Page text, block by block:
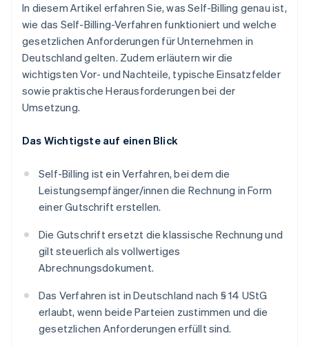
In diesem Artikel erfahren Sie, was Self-Billing genau ist,
wie das Self-Billing-Verfahren funktioniert und welche
gesetzlichen Anforderungen für Unternehmen in
Deutschland gelten. Zudem erläutern wir die
wichtigsten Vor- und Nachteile, typische Einsatzfelder
sowie praktische Herausforderungen bei der
Umsetzung.
Das Wichtigste auf einen Blick
Self-Billing ist ein Verfahren, bei dem die
Leistungsempfänger/innen die Rechnung in Form
einer Gutschrift erstellen.
Die Gutschrift ersetzt die klassische Rechnung und
gilt steuerlich als vollwertiges
Abrechnungsdokument.
Das Verfahren ist in Deutschland nach § 14 UStG
erlaubt, wenn beide Parteien zustimmen und die
gesetzlichen Anforderungen erfüllt sind.